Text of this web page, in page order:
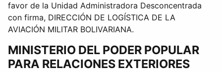
favor de la Unidad Administradora Desconcentrada
con firma, DIRECCIÓN DE LOGÍSTICA DE LA
AVIACIÓN MILITAR BOLIVARIANA.
MINISTERIO DEL PODER POPULAR
PARA RELACIONES EXTERIORES